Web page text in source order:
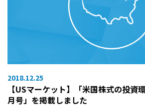
2018.12.25
【USマーケット】「米国株式の投資
月号」を掲載しました